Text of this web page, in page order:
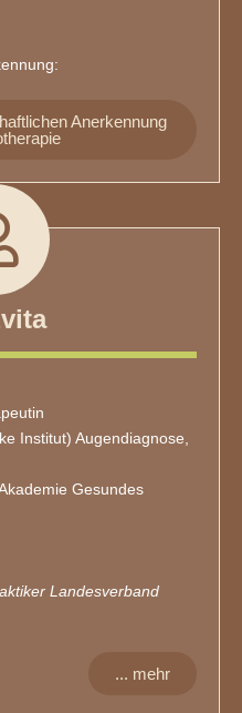
Anerkennung
Institut) Augendiagnose,
Gesundes
Landesverband
... mehr